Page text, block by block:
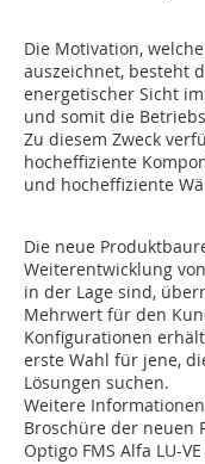
Die Motivation,
auszeichnet, besteht
energetischer Sicht
und somit die
Zu diesem Zweck
hocheffiziente
und hocheffiziente
Die neue
Weiterentwicklung
in der Lage sind,
Mehrwert für den
Konfigurationen
erste Wahl für jene,
Lösungen suchen.
Weitere
Broschüre der neuen
Optigo FMS Alfa LU-